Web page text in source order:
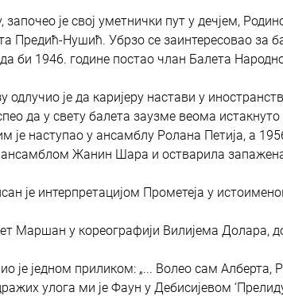
је свој уметнички пут у дечјем,
Предић-Нушић. Убрзо се заинтересовао за
би 1946. године постао члан Балета
је да каријеру настави у
да у свету балета заузме веома истакнуто
је наступао у ансамблу Ролана Петија, а
ансамблом Жанин Шара и остварила
је интерпретацијом Прометеја у
Маршан у кореографији Вилијема Долара,
је једном приликом: „... Волео сам Алберта,
улога ми је Фаун у Дебисијевом